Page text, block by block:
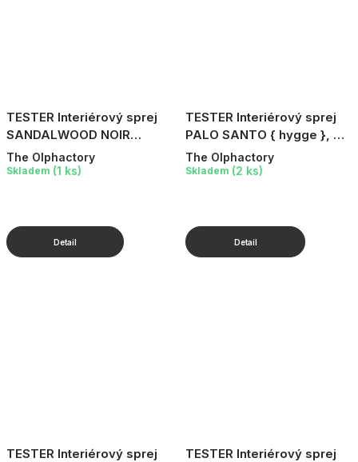
TESTER Interiérový sprej
SANDALWOOD NOIR
Eternal, 6 ml
The Olphactory
Skladem (1 ks)
TESTER Interiérový sprej
PALO SANTO { hygge }, 6
ml
The Olphactory
Skladem (2 ks)
TESTER Interiérový sprej
TESTER Interiérový sprej